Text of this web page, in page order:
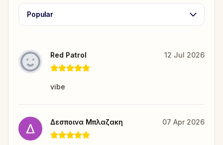
Popular
Red Patrol 12 Jul 2026
vibe
Δεσποινα Μπλαζακη 07 Apr 2026